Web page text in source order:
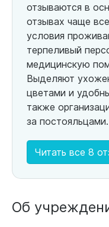
отзываются в
отзывах чаще
условия
терпеливый
медицинскую
Выделяют
цветами и
также
за постояльцами.
Читать все 8
Об